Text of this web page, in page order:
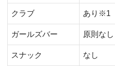
クラブ あり※1
ガールズバー 原則なし
スナック なし